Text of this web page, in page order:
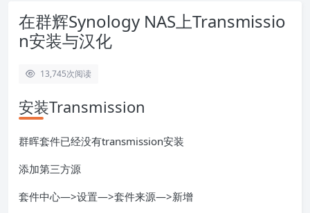
在群辉Synology NAS上Transmissio
n安装与汉化
13,745次阅读
安装Transmission
群晖套件已经没有transmission安装
添加第三方源
套件中心—>设置—>套件来源—>新增